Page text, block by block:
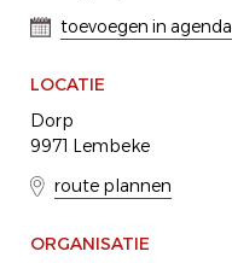
toevoegen in agenda
LOCATIE
Dorp
9971 Lembeke
route plannen
ORGANISATIE